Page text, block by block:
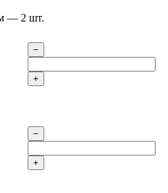
— 2 шт.
−
+
−
+